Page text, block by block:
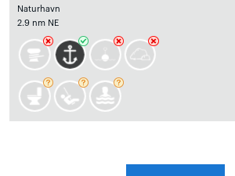
Naturhavn
2.9 nm NE